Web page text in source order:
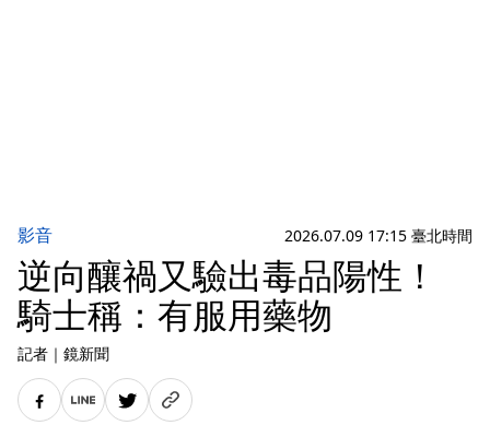
影音 2026.07.09 17:15 臺北時間
逆向釀禍又驗出毒品陽性！
騎士稱：有服用藥物
記者 ｜ 鏡新聞